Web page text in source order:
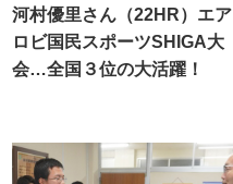
河村優里さん（22HR）エア
ロビ国民スポーツSHIGA大
会…全国３位の大活躍！